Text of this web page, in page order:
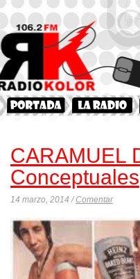
CARAMUEL
Conceptuales
14 marzo, 2014 /Comentar